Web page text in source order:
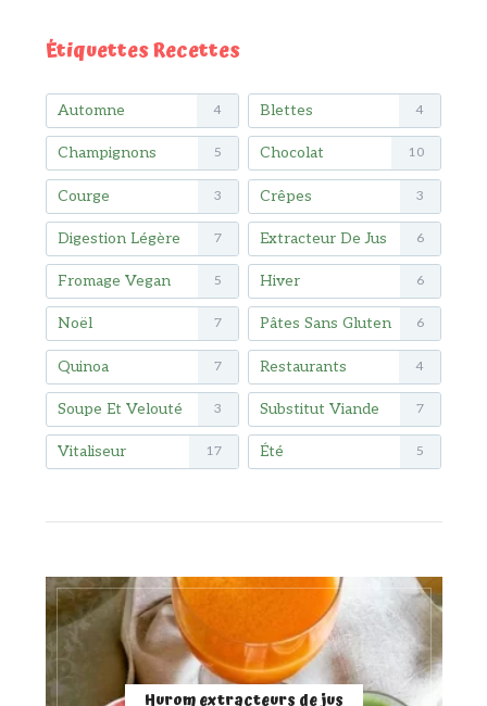
Étiquettes Recettes
Automne 4 Blettes 4
Champignons 5 Chocolat 10
Courge 3 Crêpes 3
Digestion Légère 7 Extracteur De Jus 6
Fromage Vegan 5 Hiver 6
Noël 7 Pâtes Sans Gluten 6
Quinoa 7 Restaurants 4
Soupe Et Velouté 3 Substitut Viande 7
Vitaliseur 17 Été 5
Hurom extracteurs de jus